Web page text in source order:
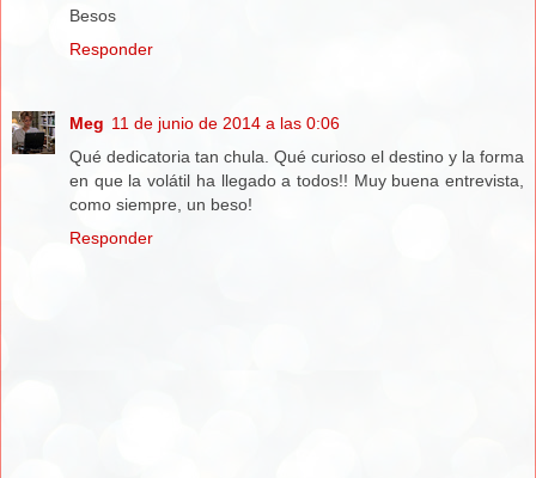
Besos
Responder
Meg 11 de junio de 2014 a las 0:06
Qué dedicatoria tan chula. Qué curioso el destino y la forma
en que la volátil ha llegado a todos!! Muy buena entrevista,
como siempre, un beso!
Responder